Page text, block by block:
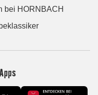
bei HORNBACH